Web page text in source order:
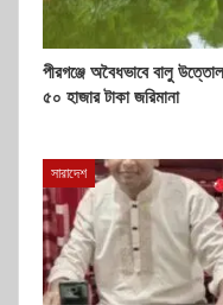
পীরগঞ্জে অবৈধভাবে বালু
৫০ হাজার টাকা জরিমানা
সারাদেশ